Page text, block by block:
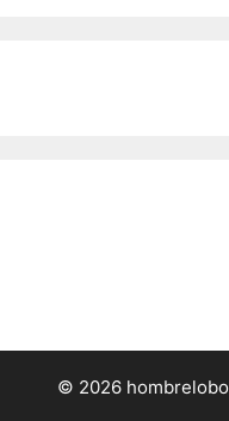
© 2026 hombrelobo